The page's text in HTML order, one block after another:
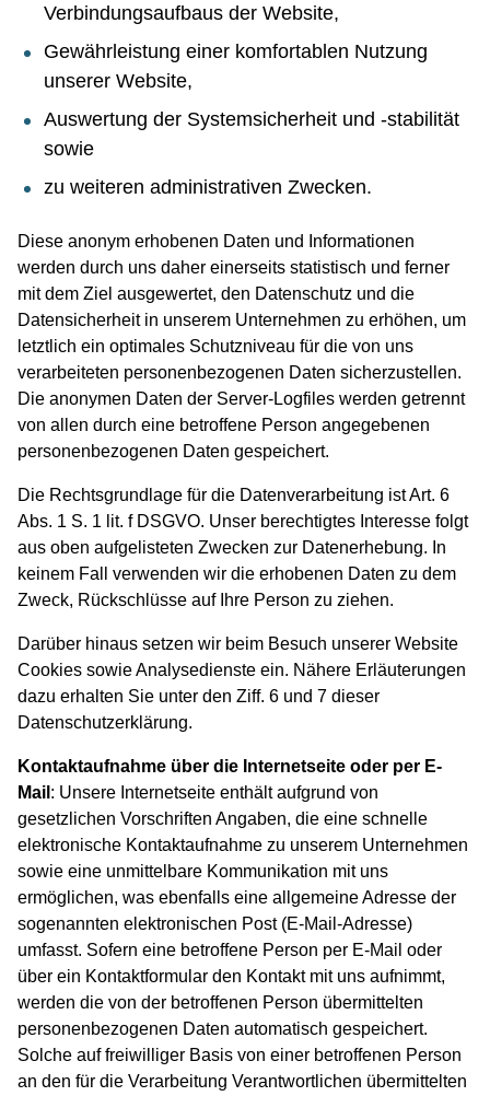
Verbindungsaufbaus der Website,
Gewährleistung einer komfortablen Nutzung
unserer Website,
Auswertung der Systemsicherheit und -stabilität
sowie
zu weiteren administrativen Zwecken.
Diese anonym erhobenen Daten und Informationen
werden durch uns daher einerseits statistisch und ferner
mit dem Ziel ausgewertet, den Datenschutz und die
Datensicherheit in unserem Unternehmen zu erhöhen, um
letztlich ein optimales Schutzniveau für die von uns
verarbeiteten personenbezogenen Daten sicherzustellen.
Die anonymen Daten der Server-Logfiles werden getrennt
von allen durch eine betroffene Person angegebenen
personenbezogenen Daten gespeichert.
Die Rechtsgrundlage für die Datenverarbeitung ist Art. 6
Abs. 1 S. 1 lit. f DSGVO. Unser berechtigtes Interesse folgt
aus oben aufgelisteten Zwecken zur Datenerhebung. In
keinem Fall verwenden wir die erhobenen Daten zu dem
Zweck, Rückschlüsse auf Ihre Person zu ziehen.
Darüber hinaus setzen wir beim Besuch unserer Website
Cookies sowie Analysedienste ein. Nähere Erläuterungen
dazu erhalten Sie unter den Ziff. 6 und 7 dieser
Datenschutzerklärung.
Kontaktaufnahme über die Internetseite oder per E-
Mail : Unsere Internetseite enthält aufgrund von
gesetzlichen Vorschriften Angaben, die eine schnelle
elektronische Kontaktaufnahme zu unserem Unternehmen
sowie eine unmittelbare Kommunikation mit uns
ermöglichen, was ebenfalls eine allgemeine Adresse der
sogenannten elektronischen Post (E-Mail-Adresse)
umfasst. Sofern eine betroffene Person per E-Mail oder
über ein Kontaktformular den Kontakt mit uns aufnimmt,
werden die von der betroffenen Person übermittelten
personenbezogenen Daten automatisch gespeichert.
Solche auf freiwilliger Basis von einer betroffenen Person
an den für die Verarbeitung Verantwortlichen übermittelten